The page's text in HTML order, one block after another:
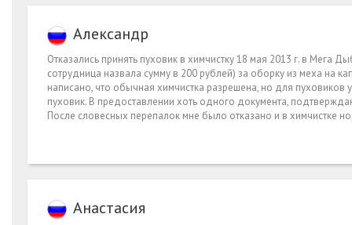
Александр
Отказались принять пуховик в химчистку 18 мая 2013 г. в Мега
сотрудница назвала сумму в 200 рублей) за оборку из меха на
написано, что обычная химчистка разрешена, но для пуховиков
пуховик. В предоставлении хоть одного документа,
После словесных перепалок мне было отказано и в химчистке
Анастасия